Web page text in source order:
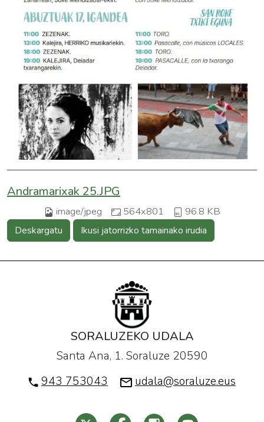
Andramarixak 25.JPG
image/jpeg 564x801 96.8 KB
Deskargatu Ikusi jatorrizko tamainako irudia
SORALUZEKO UDALA
Santa Ana, 1. Soraluze 20590
943 753043
udala@soraluze.eus